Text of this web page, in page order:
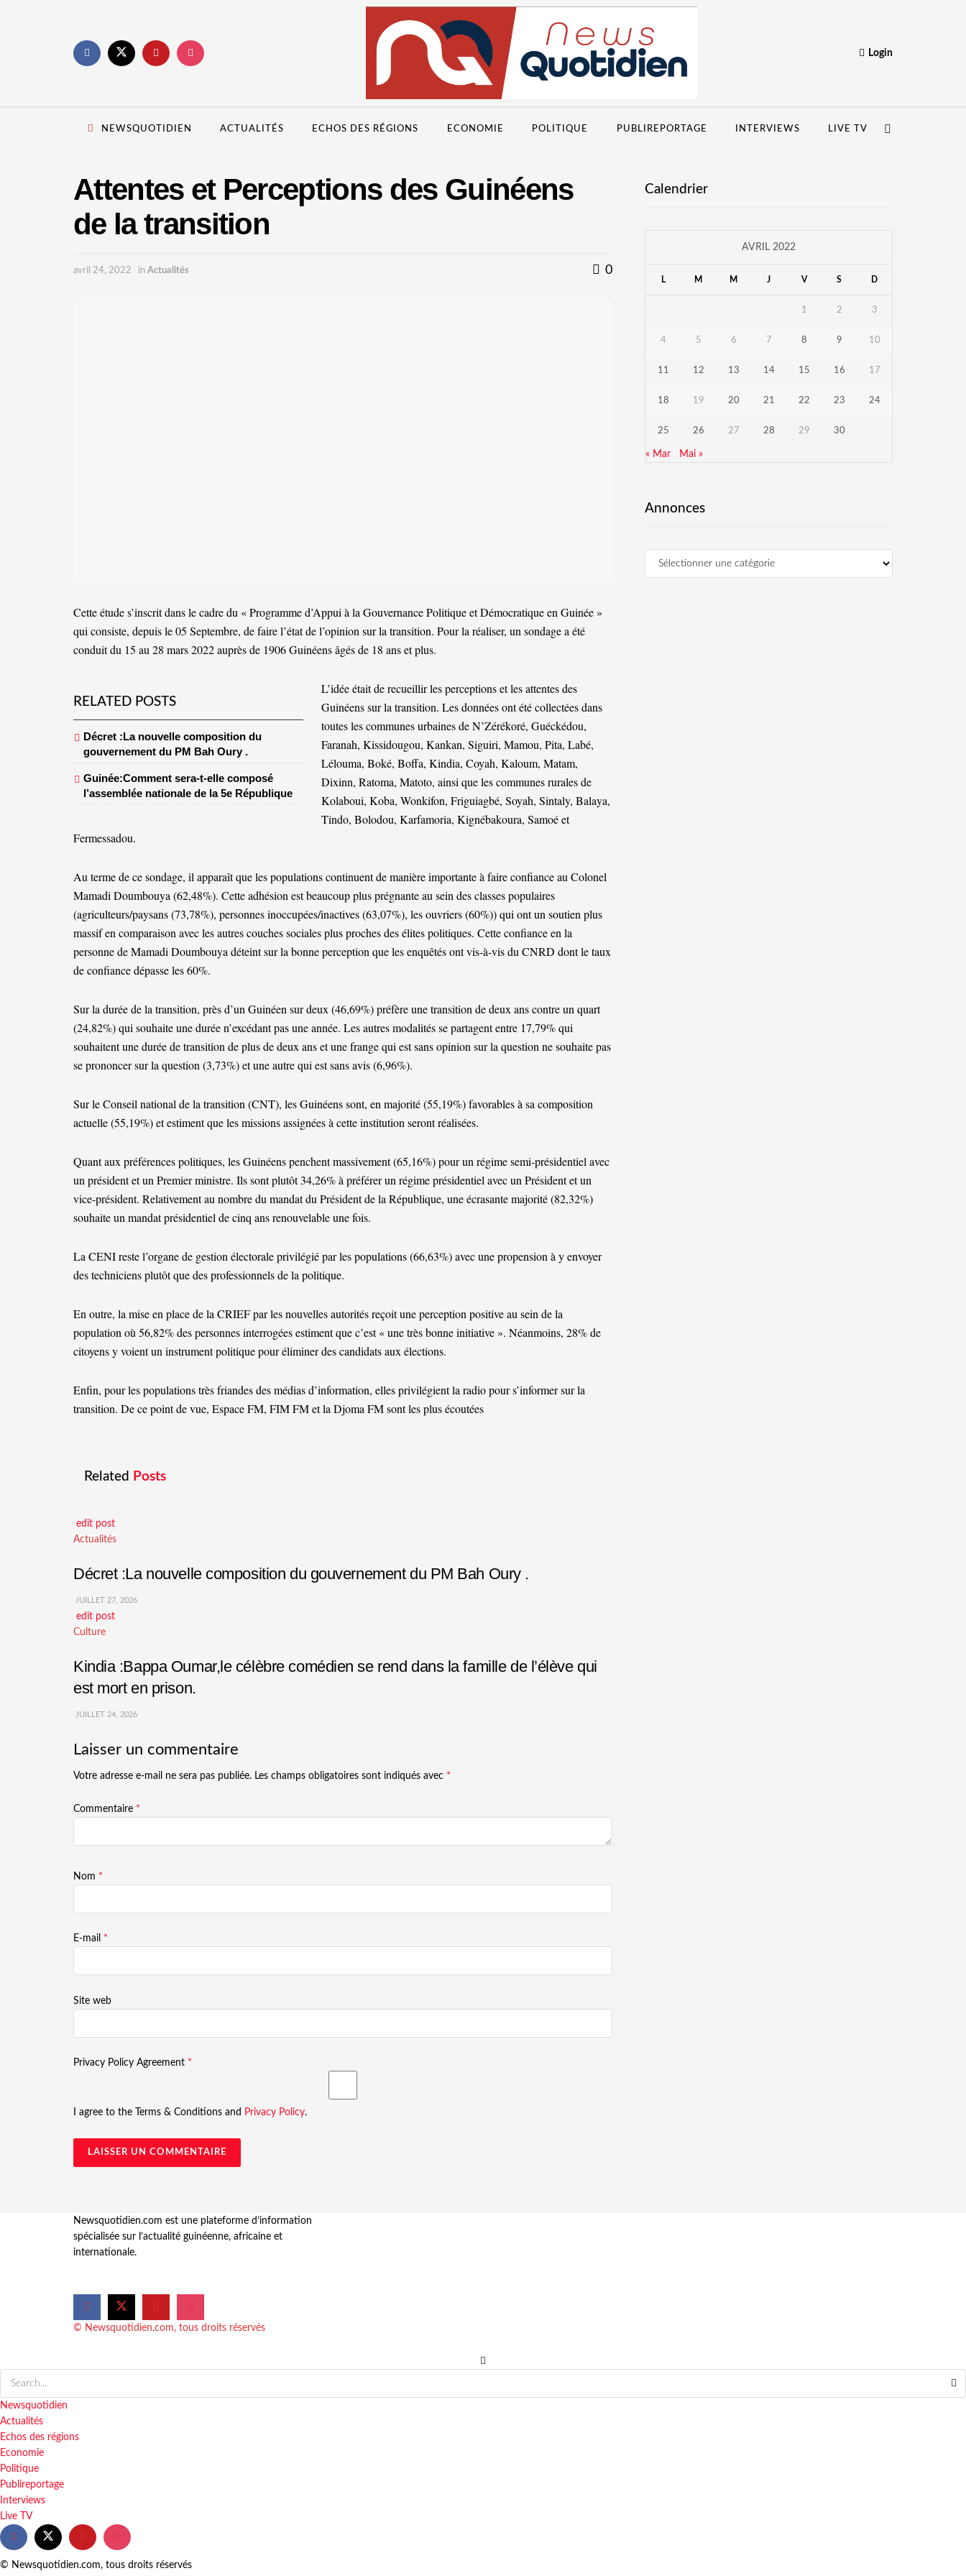
Login
NEWSQUOTIDIEN ACTUALITÉS ECHOS DES RÉGIONS ECONOMIE POLITIQUE PUBLIREPORTAGE INTERVIEWS LIVE TV
Attentes et Perceptions des Guinéens
de la transition
avril 24, 2022 in Actualités 0
Cette étude s’inscrit dans le cadre du « Programme d’Appui à la Gouvernance Politique et Démocratique en Guinée »
qui consiste, depuis le 05 Septembre, de faire l’état de l’opinion sur la transition. Pour la réaliser, un sondage a été
conduit du 15 au 28 mars 2022 auprès de 1906 Guinéens âgés de 18 ans et plus.
RELATED POSTS
Décret :La nouvelle composition du
gouvernement du PM Bah Oury .
Guinée:Comment sera-t-elle composé
l’assemblée nationale de la 5e République
L’idée était de recueillir les perceptions et les attentes des
Guinéens sur la transition. Les données ont été collectées dans
toutes les communes urbaines de N’Zérékoré, Guéckédou,
Faranah, Kissidougou, Kankan, Siguiri, Mamou, Pita, Labé,
Lélouma, Boké, Boffa, Kindia, Coyah, Kaloum, Matam,
Dixinn, Ratoma, Matoto, ainsi que les communes rurales de
Kolaboui, Koba, Wonkifon, Friguiagbé, Soyah, Sintaly, Balaya,
Tindo, Bolodou, Karfamoria, Kignébakoura, Samoé et
Fermessadou.
Au terme de ce sondage, il apparaît que les populations continuent de manière importante à faire confiance au Colonel
Mamadi Doumbouya (62,48%). Cette adhésion est beaucoup plus prégnante au sein des classes populaires
(agriculteurs/paysans (73,78%), personnes inoccupées/inactives (63,07%), les ouvriers (60%)) qui ont un soutien plus
massif en comparaison avec les autres couches sociales plus proches des élites politiques. Cette confiance en la
personne de Mamadi Doumbouya déteint sur la bonne perception que les enquêtés ont vis-à-vis du CNRD dont le taux
de confiance dépasse les 60%.
Sur la durée de la transition, près d’un Guinéen sur deux (46,69%) préfère une transition de deux ans contre un quart
(24,82%) qui souhaite une durée n’excédant pas une année. Les autres modalités se partagent entre 17,79% qui
souhaitent une durée de transition de plus de deux ans et une frange qui est sans opinion sur la question ne souhaite pas
se prononcer sur la question (3,73%) et une autre qui est sans avis (6,96%).
Sur le Conseil national de la transition (CNT), les Guinéens sont, en majorité (55,19%) favorables à sa composition
actuelle (55,19%) et estiment que les missions assignées à cette institution seront réalisées.
Quant aux préférences politiques, les Guinéens penchent massivement (65,16%) pour un régime semi-présidentiel avec
un président et un Premier ministre. Ils sont plutôt 34,26% à préférer un régime présidentiel avec un Président et un
vice-président. Relativement au nombre du mandat du Président de la République, une écrasante majorité (82,32%)
souhaite un mandat présidentiel de cinq ans renouvelable une fois.
La CENI reste l’organe de gestion électorale privilégié par les populations (66,63%) avec une propension à y envoyer
des techniciens plutôt que des professionnels de la politique.
En outre, la mise en place de la CRIEF par les nouvelles autorités reçoit une perception positive au sein de la
population où 56,82% des personnes interrogées estiment que c’est « une très bonne initiative ». Néanmoins, 28% de
citoyens y voient un instrument politique pour éliminer des candidats aux élections.
Enfin, pour les populations très friandes des médias d’information, elles privilégient la radio pour s’informer sur la
transition. De ce point de vue, Espace FM, FIM FM et la Djoma FM sont les plus écoutées
Related Posts
edit post
Actualités
Décret :La nouvelle composition du gouvernement du PM Bah Oury .
JUILLET 27, 2026
edit post
Culture
Kindia :Bappa Oumar,le célèbre comédien se rend dans la famille de l’élève qui
est mort en prison.
JUILLET 24, 2026
Laisser un commentaire
Votre adresse e-mail ne sera pas publiée. Les champs obligatoires sont indiqués avec *
Commentaire *
Nom *
E-mail *
Site web
Privacy Policy Agreement *
I agree to the Terms & Conditions and Privacy Policy.
Calendrier
AVRIL 2022
L M M J V S D
1 2 3
4 5 6 7 8 9 10
11 12 13 14 15 16 17
18 19 20 21 22 23 24
25 26 27 28 29 30
« Mar Mai »
Annonces
Newsquotidien.com est une plateforme d’information
spécialisée sur l’actualité guinéenne, africaine et
internationale.
© Newsquotidien.com, tous droits réservés
Newsquotidien
Actualités
Echos des régions
Economie
Politique
Publireportage
Interviews
Live TV
© Newsquotidien.com, tous droits réservés